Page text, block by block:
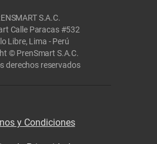
S.A.C.
Calle Paracas #532
Libre, Lima - Perú
© PrenSmart S.A.C.
derechos reservados
y Condiciones